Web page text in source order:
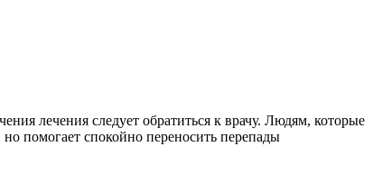
лечения следует обратиться к врачу. Людям, которые
помогает спокойно переносить перепады